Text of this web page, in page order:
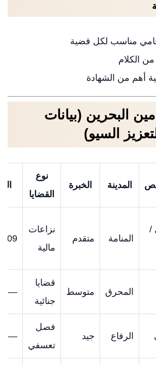
مناسب لكل قضية
الكلام
أهم من الشهادة
البحرين (بيانات
السيو)
المدينة الخبرة
نوع
القضايا
/
المنامة متقدم
نزاعات
مالية
المحرق متوسط
قضايا
جنائية
—
الرفاع جيد
فصل
تعسفي
—